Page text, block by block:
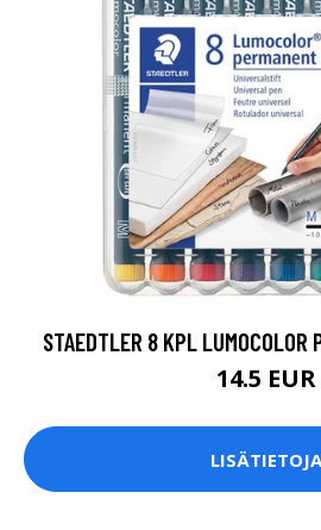
STAEDTLER 8 KPL LUMOCOLOR
14.5 EUR
LISÄTIETOJA